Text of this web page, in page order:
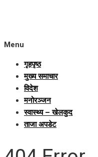
Menu
गृहपृष्ठ
मुख्य समाचार
विदेश
मनोरञ्जन
स्वास्थ्य – खेलकुद
ताजा अपडेट